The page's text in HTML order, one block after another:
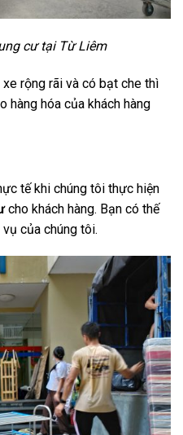
cư tại Từ Liêm
rộng rãi và có bạt che thì
hàng hóa của khách hàng
tế khi chúng tôi thực hiện
cho khách hàng. Bạn có thế
của chúng tôi.